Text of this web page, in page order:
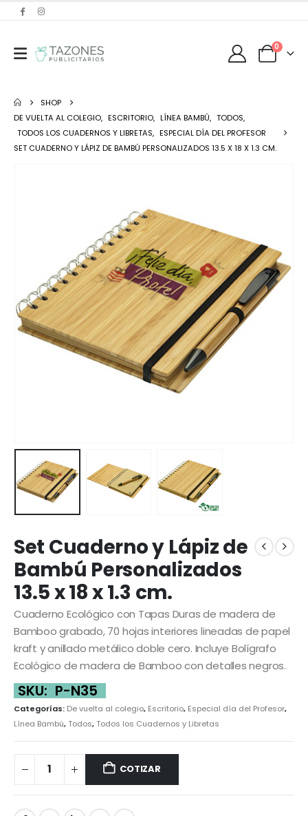
0
SHOP
DE VUELTA AL COLEGIO, ESCRITORIO, LÍNEA BAMBÚ, TODOS,
TODOS LOS CUADERNOS Y LIBRETAS, ESPECIAL DÍA DEL PROFESOR
SET CUADERNO Y LÁPIZ DE BAMBÚ PERSONALIZADOS 13.5 X 18 X 1.3 CM.
Set Cuaderno y Lápiz de
Bambú Personalizados
13.5 x 18 x 1.3 cm.
Cuaderno Ecológico con Tapas Duras de madera de
Bamboo grabado, 70 hojas interiores lineadas de papel
kraft y anillado metálico doble cero. Incluye Bolígrafo
Ecológico de madera de Bamboo con detalles negros.
SKU: P-N35
Categorías: De vuelta al colegio, Escritorio, Especial día del Profesor,
Línea Bambú,Todos,Todos los Cuadernos y Libretas
COTIZAR